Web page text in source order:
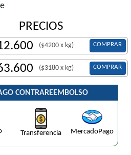
PRECIOS
($4200 x kg) COMPRAR
($3180 x kg) COMPRAR
CONTRAREEMBOLSO
Transferencia MercadoPago